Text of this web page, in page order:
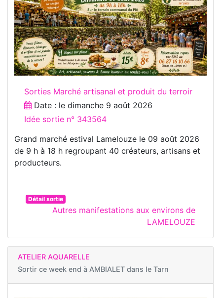
Sorties Marché artisanal et produit du terroir
Date : le dimanche 9 août 2026
Idée sortie n° 343564
Grand marché estival Lamelouze le 09 août 2026
de 9 h à 18 h regroupant 40 créateurs, artisans et
producteurs.
Détail sortie
Autres manifestations aux environs de
LAMELOUZE
ATELIER AQUARELLE
Sortir ce week end à AMBIALET dans le Tarn